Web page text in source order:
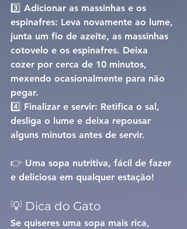
3️⃣ Adicionar as massinhas e os
espinafres: Leva novamente ao lume,
junta um fio de azeite, as massinhas
cotovelo e os espinafres. Deixa
cozer por cerca de 10 minutos,
mexendo ocasionalmente para não
pegar.
4️⃣ Finalizar e servir: Retifica o sal,
desliga o lume e deixa repousar
alguns minutos antes de servir.
👉 Uma sopa nutritiva, fácil de fazer
e deliciosa em qualquer estação!
💡 Dica do Gato
Se quiseres uma sopa mais rica,